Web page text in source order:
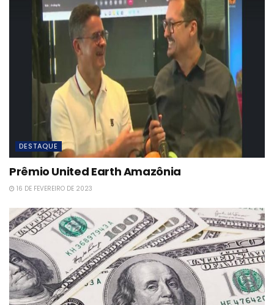
DESTAQUE
Prêmio United Earth Amazônia
16 DE FEVEREIRO DE 2023